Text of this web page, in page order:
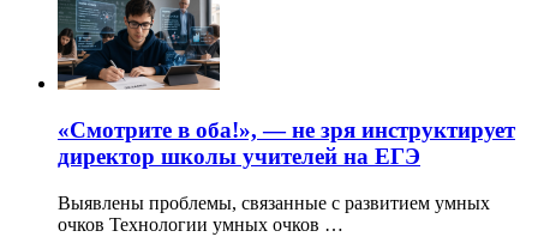
«Смотрите в оба!», — не зря инструктирует
директор школы учителей на ЕГЭ
Выявлены проблемы, связанные с развитием умных
очков Технологии умных очков …